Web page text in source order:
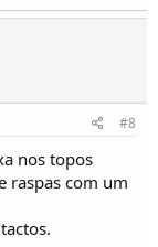
#8
nos topos
raspas com um